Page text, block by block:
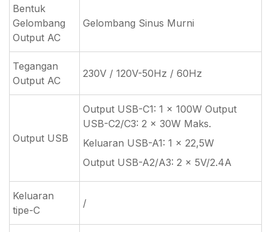
Bentuk
Gelombang
Output AC
Gelombang Sinus Murni
Tegangan
Output AC
230V / 120V-50Hz / 60Hz
Output USB
Output USB-C1: 1 × 100W Output
USB-C2/C3: 2 × 30W Maks.
Keluaran USB-A1: 1 × 22,5W
Output USB-A2/A3: 2 × 5V/2.4A
Keluaran
tipe-C
/